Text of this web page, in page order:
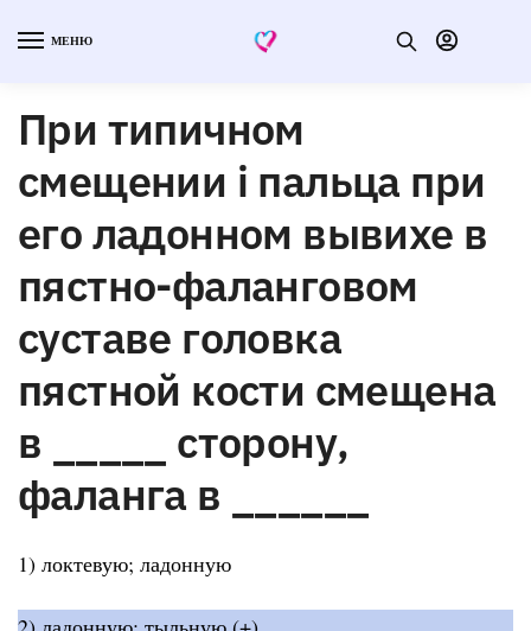
МЕНЮ
При типичном
смещении i пальца при
его ладонном вывихе в
пястно-фаланговом
суставе головка
пястной кости смещена
в _____ сторону,
фаланга в ______
1) локтевую; ладонную